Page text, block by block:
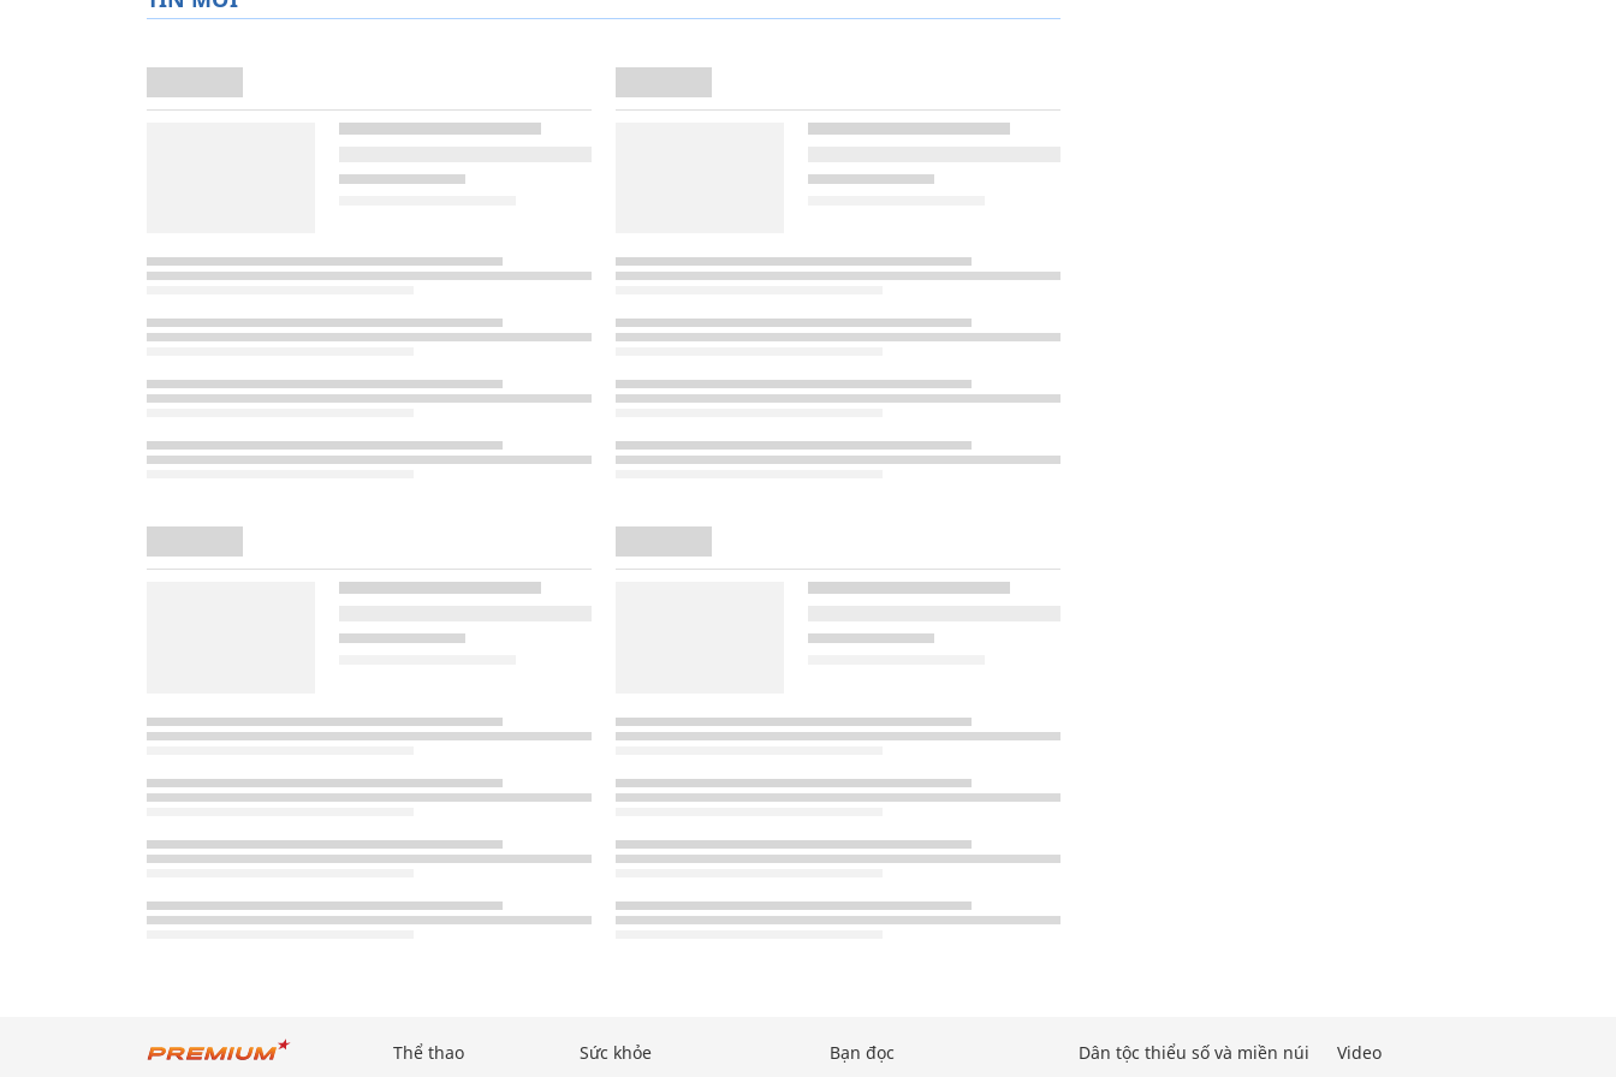
Thể thao Sức khỏe Bạn đọc Dân tộc thiểu số và miền núi Video